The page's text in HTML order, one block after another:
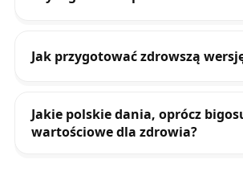
Jak przygotować zdrowszą
Jakie polskie dania, oprócz
wartościowe dla zdrowia?